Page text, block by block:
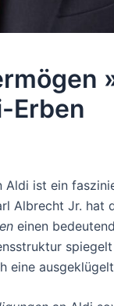
Erben
Aldi ist ein
Albrecht Jr. hat
einen
eine